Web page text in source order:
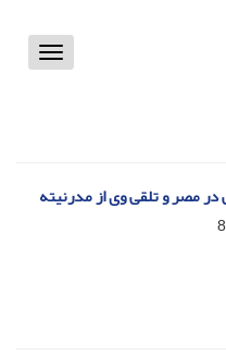
Toggle
مصر و تلقی وی از مدرنیته